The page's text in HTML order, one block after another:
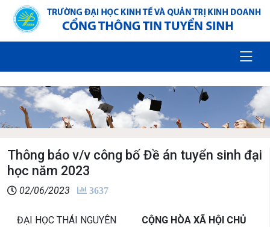
Thông báo v/v công bố Đề án tuyển sinh đại
học năm 2023
02/06/2023 3637
ĐẠI HỌC THÁI NGUYÊN
CỘNG HÒA XÃ HỘI CHỦ